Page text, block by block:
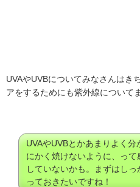
UVAやUVBについてみなさんはき
アをするためにも紫外線について
UVAやUVBとかあまりよく分
にかく焼けないように、って
していないかも。まずはし
っておきたいですね！